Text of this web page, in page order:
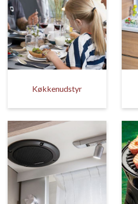
Køkkenudstyr